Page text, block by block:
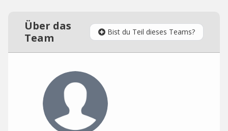
Über das
Team
Bist du Teil dieses Teams?